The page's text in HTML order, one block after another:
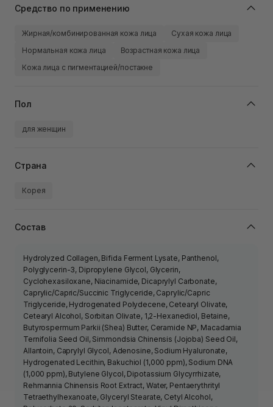
Средство по применению
Жирная/комбинированная кожа лица
Сухая кожа лица
Нормальная кожа лица
Возрастная кожа лица
Кожа лица с пигментацией/постакне
Пол
для женщин
Страна
Корея
Состав
Hydrolyzed Collagen, Bifida Ferment Lysate, Panthenol,
Polyglycerin-3, Dipropylene Glycol, Glycerin,
Cyclohexasiloxane, Niacinamide, Dicaprylyl Carbonate,
Caprylic/Capric/Succinic Triglyceride, Caprylic/Capric
Triglyceride, Hydrogenated Polydecene, Cetearyl Olivate,
Cetearyl Alcohol, Sorbitan Olivate, 1,2-Hexanediol, Betaine,
Butyrospermum Parkii (Shea) Butter, Ceramide NP, Macadamia
Ternifolia Seed Oil, Simmondsia Chinensis (Jojoba) Seed Oil,
Allantoin, Caprylyl Glycol, Adenosine, Sodium Hyaluronate,
Hydrogenated Lecithin, Bakuchiol (1,000 ppm), Sodium DNA
(1,000 ppm), Butylene Glycol, Dipotassium Glycyrrhizate,
Rehmannia Chinensis Root Extract, Water, Pentaerythrityl
Tetraethylhexanoate, Glyceryl Stearate, Cetyl Alcohol,